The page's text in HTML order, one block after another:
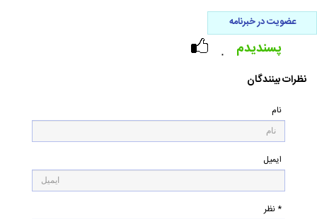
عضویت در خبرنامه
۰ پسندیدم
نظرات بینندگان
نام
ایمیل
* نظر